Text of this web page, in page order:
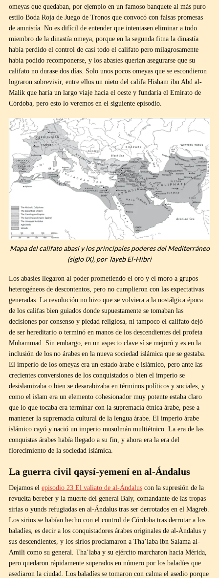
omeyas que quedaban, por ejemplo en un famoso banquete al más puro
estilo Boda Roja de Juego de Tronos que convocó con falsas promesas
de amnistía. No es difícil de entender que intentasen eliminar a todo
miembro de la dinastía omeya, porque en la segunda fitna la dinastía
había perdido el control de casi todo el califato pero milagrosamente
había podido recomponerse, y los abasíes querían asegurarse que su
califato no durase dos días. Solo unos pocos omeyas que se escondieron
lograron sobrevivir, entre ellos un nieto del califa Hisham ibn Abd al-
Malik que haría un largo viaje hacia el oeste y fundaría el Emirato de
Córdoba, pero esto lo veremos en el siguiente episodio.
Mapa del califato abasí y los principales poderes del Mediterráneo
(siglo IX), por Tayeb El-Hibri
Los abasíes llegaron al poder prometiendo el oro y el moro a grupos
heterogéneos de descontentos, pero no cumplieron con las expectativas
generadas. La revolución no hizo que se volviera a la nostálgica época
de los califas bien guiados donde supuestamente se tomaban las
decisiones por consenso y piedad religiosa, ni tampoco el califato dejó
de ser hereditario o terminó en manos de los descendientes del profeta
Muhammad. Sin embargo, en un aspecto clave sí se mejoró y es en la
inclusión de los no árabes en la nueva sociedad islámica que se gestaba.
El imperio de los omeyas era un estado árabe e islámico, pero ante las
crecientes conversiones de los conquistados o bien el imperio se
desislamizaba o bien se desarabizaba en términos políticos y sociales, y
como el islam era un elemento cohesionador muy potente estaba claro
que lo que tocaba era terminar con la supremacía étnica árabe, pese a
mantener la supremacía cultural de la lengua árabe. El imperio árabe
islámico cayó y nació un imperio musulmán multiétnico. La era de las
conquistas árabes había llegado a su fin, y ahora era la era del
florecimiento de la sociedad islámica.
La guerra civil qaysí-yemení en al-Ándalus
Dejamos el episodio 23 El valiato de al-Ándalus con la supresión de la
revuelta bereber y la muerte del general Baly, comandante de las tropas
sirias o yunds refugiadas en al-Ándalus tras ser derrotados en el Magreb.
Los sirios se habían hecho con el control de Córdoba tras derrotar a los
baladíes, es decir a los conquistadores árabes originales de al-Ándalus y
sus descendientes, y los sirios proclamaron a Tha’laba ibn Salama al-
Amili como su general. Tha’laba y su ejército marcharon hacia Mérida,
pero quedaron rápidamente superados en número por los baladíes que
asediaron la ciudad. Los baladíes se tomaron con calma el asedio porque